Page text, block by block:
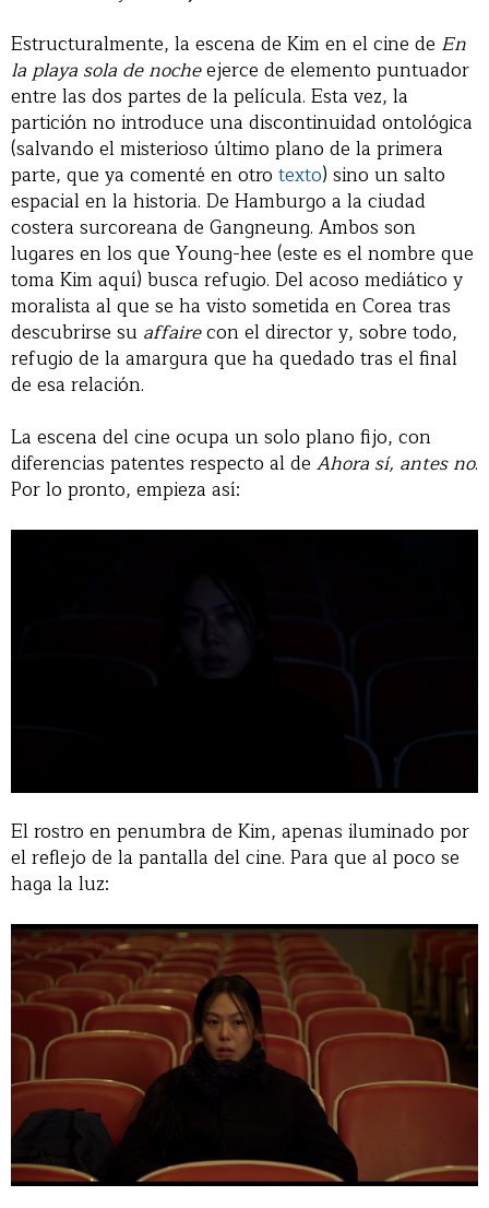
Estructuralmente, la escena de Kim en el cine de En
la playa sola de nocheejerce de elemento puntuador
entre las dos partes de la película. Esta vez, la
partición no introduce una discontinuidad ontológica
(salvando el misterioso último plano de la primera
parte, que ya comenté en otro texto) sino un salto
espacial en la historia. De Hamburgo a la ciudad
costera surcoreana de Gangneung. Ambos son
lugares en los que Young-hee (este es el nombre que
toma Kim aquí) busca refugio. Del acoso mediático y
moralista al que se ha visto sometida en Corea tras
descubrirse su affairecon el director y, sobre todo,
refugio de la amargura que ha quedado tras el final
de esa relación.
La escena del cine ocupa un solo plano fijo, con
diferencias patentes respecto al de Ahora sí, antes no.
Por lo pronto, empieza así:
El rostro en penumbra de Kim, apenas iluminado por
el reflejo de la pantalla del cine. Para que al poco se
haga la luz: